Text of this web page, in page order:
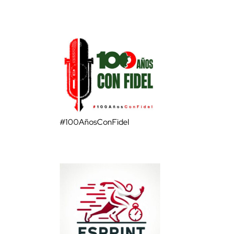
#100AñosConFidel